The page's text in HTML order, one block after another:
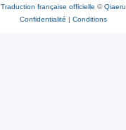
Traduction française officielle ©Qiaeru
Confidentialité | Conditions